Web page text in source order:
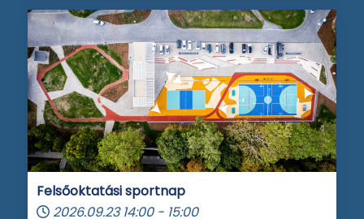
Felsőoktatási sportnap
2026.09.23 14:00 - 15:00